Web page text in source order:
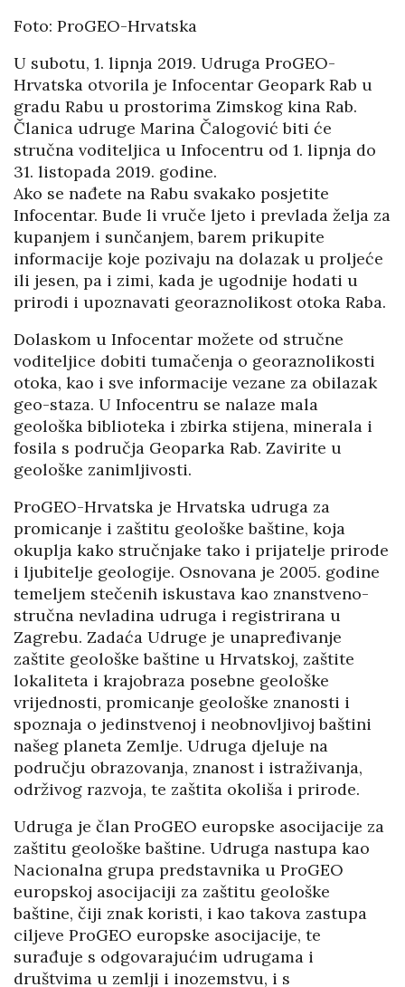
Foto: ProGEO-Hrvatska
U subotu, 1. lipnja 2019. Udruga ProGEO-
Hrvatska otvorila je Infocentar Geopark Rab u
gradu Rabu u prostorima Zimskog kina Rab.
Članica udruge Marina Čalogović biti će
stručna voditeljica u Infocentru od 1. lipnja do
31. listopada 2019. godine.
Ako se nađete na Rabu svakako posjetite
Infocentar. Bude li vruče ljeto i prevlada želja za
kupanjem i sunčanjem, barem prikupite
informacije koje pozivaju na dolazak u proljeće
ili jesen, pa i zimi, kada je ugodnije hodati u
prirodi i upoznavati georaznolikost otoka Raba.
Dolaskom u Infocentar možete od stručne
voditeljice dobiti tumačenja o georaznolikosti
otoka, kao i sve informacije vezane za obilazak
geo-staza. U Infocentru se nalaze mala
geološka biblioteka i zbirka stijena, minerala i
fosila s područja Geoparka Rab. Zavirite u
geološke zanimljivosti.
ProGEO-Hrvatska je Hrvatska udruga za
promicanje i zaštitu geološke baštine, koja
okuplja kako stručnjake tako i prijatelje prirode
i ljubitelje geologije. Osnovana je 2005. godine
temeljem stečenih iskustava kao znanstveno-
stručna nevladina udruga i registrirana u
Zagrebu. Zadaća Udruge je unapređivanje
zaštite geološke baštine u Hrvatskoj, zaštite
lokaliteta i krajobraza posebne geološke
vrijednosti, promicanje geološke znanosti i
spoznaja o jedinstvenoj i neobnovljivoj baštini
našeg planeta Zemlje. Udruga djeluje na
području obrazovanja, znanost i istraživanja,
održivog razvoja, te zaštita okoliša i prirode.
Udruga je član ProGEO europske asocijacije za
zaštitu geološke baštine. Udruga nastupa kao
Nacionalna grupa predstavnika u ProGEO
europskoj asocijaciji za zaštitu geološke
baštine, čiji znak koristi, i kao takova zastupa
ciljeve ProGEO europske asocijacije, te
surađuje s odgovarajućim udrugama i
društvima u zemlji i inozemstvu, i s